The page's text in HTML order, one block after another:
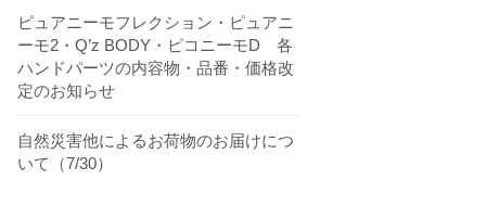
ピュアニーモフレクション・ピュアニ
ーモ2・Q’z BODY・ピコニーモD 各
ハンドパーツの内容物・品番・価格改
定のお知らせ
自然災害他によるお荷物のお届けにつ
いて（7/30）